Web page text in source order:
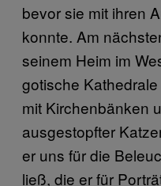
bevor sie mit ihren
konnte. Am
seinem Heim im
gotische
mit Kirchenbänken
ausgestopfter
er uns für die
ließ, die er für